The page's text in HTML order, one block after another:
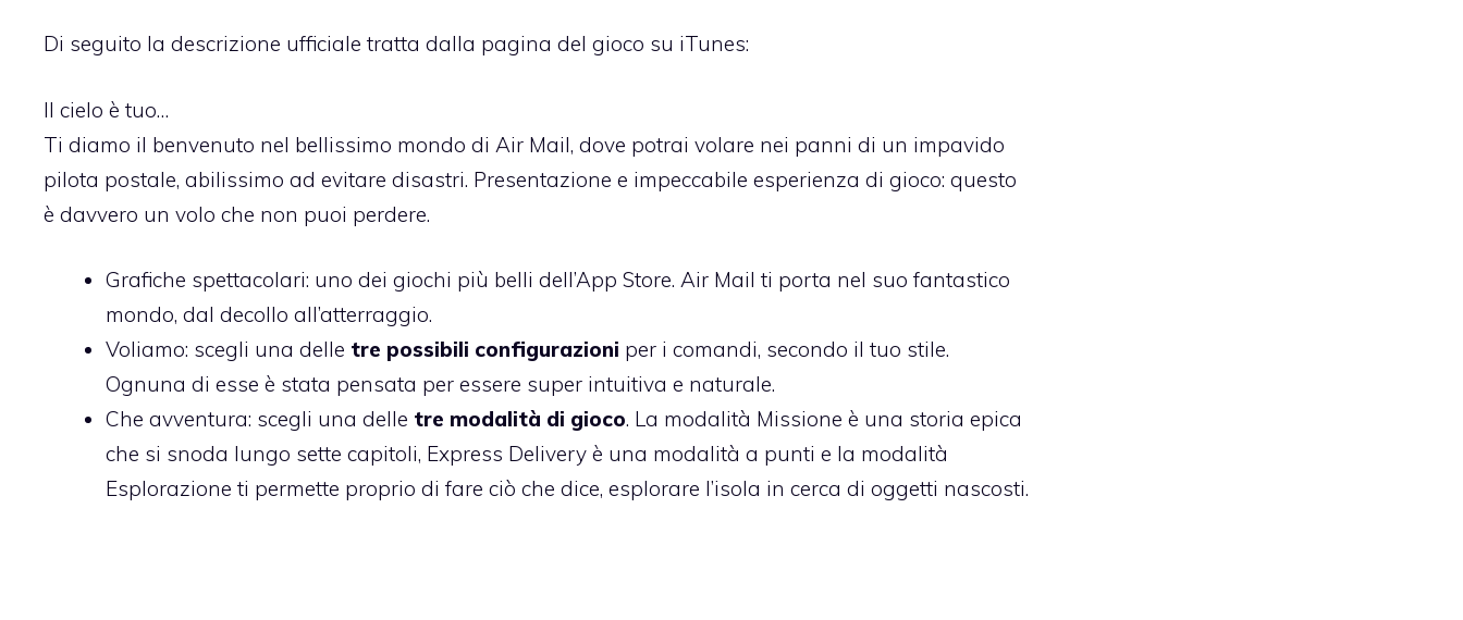
Di seguito la descrizione ufficiale tratta dalla pagina del gioco su iTunes:
Il cielo è tuo…
Ti diamo il benvenuto nel bellissimo mondo di Air Mail, dove potrai volare nei panni di un impavido
pilota postale, abilissimo ad evitare disastri. Presentazione e impeccabile esperienza di gioco: questo
è davvero un volo che non puoi perdere.
Grafiche spettacolari: uno dei giochi più belli dell’App Store. Air Mail ti porta nel suo fantastico
mondo, dal decollo all’atterraggio.
Voliamo: scegli una delle tre possibili configurazioni per i comandi, secondo il tuo stile.
Ognuna di esse è stata pensata per essere super intuitiva e naturale.
Che avventura: scegli una delle tre modalità di gioco. La modalità Missione è una storia epica
che si snoda lungo sette capitoli, Express Delivery è una modalità a punti e la modalità
Esplorazione ti permette proprio di fare ciò che dice, esplorare l’isola in cerca di oggetti nascosti.